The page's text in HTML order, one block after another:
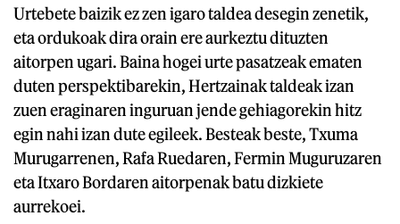
Urtebete baizik ez zen igaro taldea desegin zenetik,
eta ordukoak dira orain ere aurkeztu dituzten
aitorpen ugari. Baina hogei urte pasatzeak ematen
duten perspektibarekin, Hertzainak taldeak izan
zuen eraginaren inguruan jende gehiagorekin hitz
egin nahi izan dute egileek. Besteak beste, Txuma
Murugarrenen, Rafa Ruedaren, Fermin Muguruzaren
eta Itxaro Bordaren aitorpenak batu dizkiete
aurrekoei.